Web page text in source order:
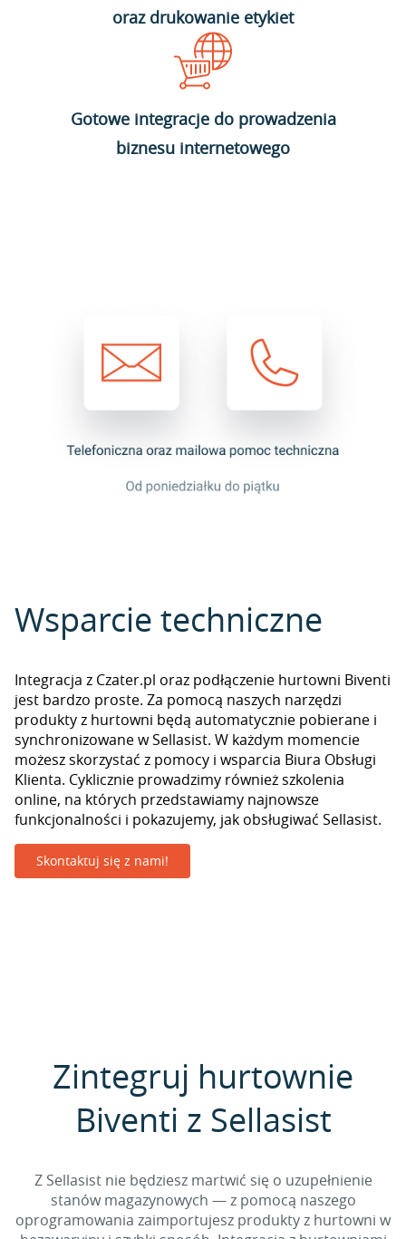
oraz drukowanie etykiet
Gotowe integracje do prowadzenia
biznesu internetowego
Wsparcie techniczne
Integracja z Czater.pl oraz podłączenie hurtowni Biventi
jest bardzo proste. Za pomocą naszych narzędzi
produkty z hurtowni będą automatycznie pobierane i
synchronizowane w Sellasist. W każdym momencie
możesz skorzystać z pomocy i wsparcia Biura Obsługi
Klienta. Cyklicznie prowadzimy również szkolenia
online, na których przedstawiamy najnowsze
funkcjonalności i pokazujemy, jak obsługiwać Sellasist.
Skontaktuj się z nami!
Zintegruj hurtownie
Biventi z Sellasist
Z Sellasist nie będziesz martwić się o uzupełnienie
stanów magazynowych — z pomocą naszego
oprogramowania zaimportujesz produkty z hurtowni w